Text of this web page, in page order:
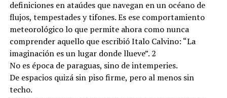
definiciones en ataúdes que navegan en un océano de
flujos, tempestades y tifones. Es ese comportamiento
meteorológico lo que permite ahora como nunca
comprender aquello que escribió Italo Calvino: “La
imaginación es un lugar donde llueve”. 2
No es época de paraguas, sino de intemperies.
De espacios quizá sin piso firme, pero al menos sin
techo.